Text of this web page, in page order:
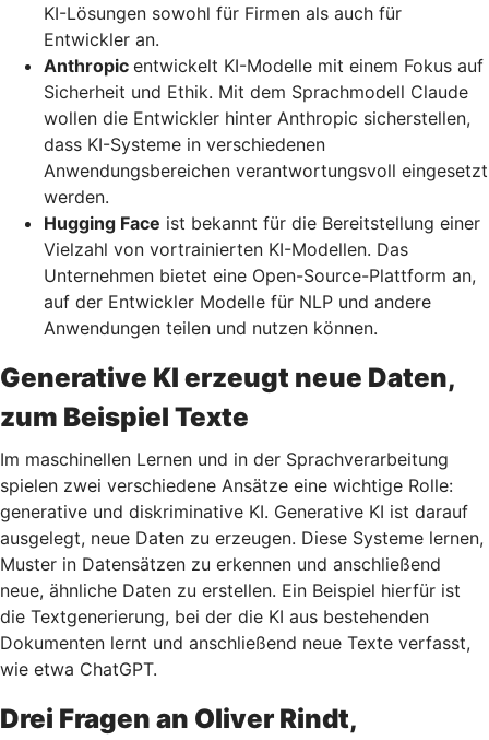
KI-Lösungen sowohl für Firmen als auch für
Entwickler an.
Anthropic entwickelt KI-Modelle mit einem Fokus auf
Sicherheit und Ethik. Mit dem Sprachmodell Claude
wollen die Entwickler hinter Anthropic sicherstellen,
dass KI-Systeme in verschiedenen
Anwendungsbereichen verantwortungsvoll eingesetzt
werden.
Hugging Face ist bekannt für die Bereitstellung einer
Vielzahl von vortrainierten KI-Modellen. Das
Unternehmen bietet eine Open-Source-Plattform an,
auf der Entwickler Modelle für NLP und andere
Anwendungen teilen und nutzen können.
Generative KI erzeugt neue Daten,
zum Beispiel Texte
Im maschinellen Lernen und in der Sprachverarbeitung
spielen zwei verschiedene Ansätze eine wichtige Rolle:
generative und diskriminative KI. Generative KI ist darauf
ausgelegt, neue Daten zu erzeugen. Diese Systeme lernen,
Muster in Datensätzen zu erkennen und anschließend
neue, ähnliche Daten zu erstellen. Ein Beispiel hierfür ist
die Textgenerierung, bei der die KI aus bestehenden
Dokumenten lernt und anschließend neue Texte verfasst,
wie etwa ChatGPT.
Drei Fragen an Oliver Rindt,